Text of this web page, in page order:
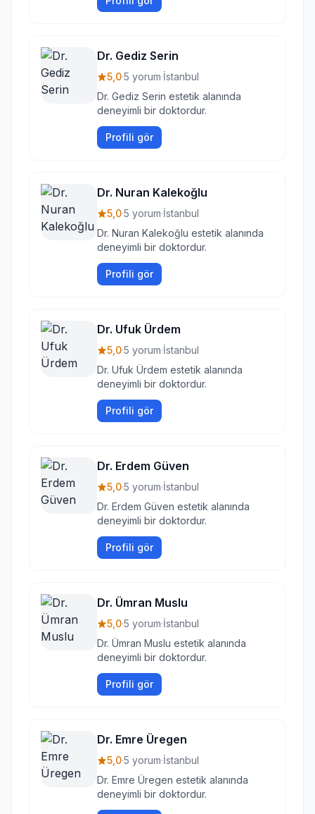
Dr. Gediz Serin
5,0·5 yorum·İstanbul
Dr. Gediz Serin estetik alanında
deneyimli bir doktordur.
Profili gör
Dr. Nuran Kalekoğlu
5,0·5 yorum·İstanbul
Dr. Nuran Kalekoğlu estetik alanında
deneyimli bir doktordur.
Profili gör
Dr. Ufuk Ürdem
5,0·5 yorum·İstanbul
Dr. Ufuk Ürdem estetik alanında
deneyimli bir doktordur.
Profili gör
Dr. Erdem Güven
5,0·5 yorum·İstanbul
Dr. Erdem Güven estetik alanında
deneyimli bir doktordur.
Profili gör
Dr. Ümran Muslu
5,0·5 yorum·İstanbul
Dr. Ümran Muslu estetik alanında
deneyimli bir doktordur.
Profili gör
Dr. Emre Üregen
5,0·5 yorum·İstanbul
Dr. Emre Üregen estetik alanında
deneyimli bir doktordur.